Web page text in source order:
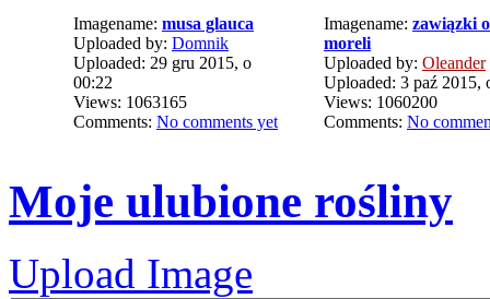
Imagename: musa glauca
Uploaded by: Domnik
Uploaded: 29 gru 2015, o
00:22
Views: 1063165
Comments: No comments yet
Imagename: zawiązki
moreli
Uploaded by: Oleander
Uploaded: 3 paź 2015,
Views: 1060200
Comments: No
Moje ulubione rośliny
Upload Image